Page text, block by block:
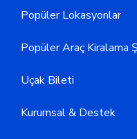
Popüler Lokasyonlar
Popüler Araç Kiralama
Uçak Bileti
Kurumsal & Destek